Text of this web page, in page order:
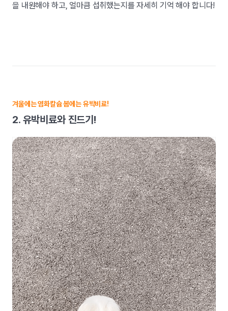
을 내원해야 하고, 얼마큼 섭취했는지를 자세히 기억 해야 합니다!
겨울에는 염화칼슘 봄에는 유박비료!
2. 유박비료와 진드기!